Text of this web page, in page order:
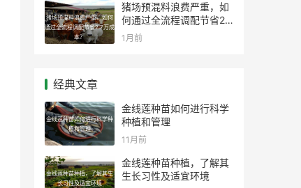
猪场预混料浪费严重，如何
通过全流程调配节省2.7万成
本？
猪场预混料浪费严重，如
何通过全流程调配节省2.7
万成本？
1月前
经典文章
金线莲种苗如何进行科学种
植和管理
金线莲种苗如何进行科学
种植和管理
11月前
金线莲种苗种植，了解其生
长习性及适宜环境
金线莲种苗种植，了解其
生长习性及适宜环境